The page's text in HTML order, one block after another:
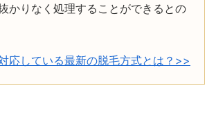
かりなく処理することができるとの
応している最新の脱毛方式とは？>>